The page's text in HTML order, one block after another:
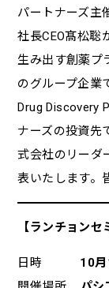
パートナーズ主
社長CEO髙松聡
生み出す創薬プ
のグループ企業
Drug Discovery
ナーズの投資先
式会社のリーダ
表いたします。
【ランチョンセ
日時 10